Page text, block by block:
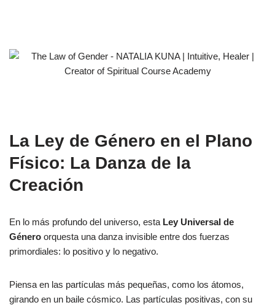
La Ley de Género en el Plano
Físico: La Danza de la
Creación
En lo más profundo del universo, esta Ley Universal de
Género orquesta una danza invisible entre dos fuerzas
primordiales: lo positivo y lo negativo.
Piensa en las partículas más pequeñas, como los átomos,
girando en un baile cósmico. Las partículas positivas, con su